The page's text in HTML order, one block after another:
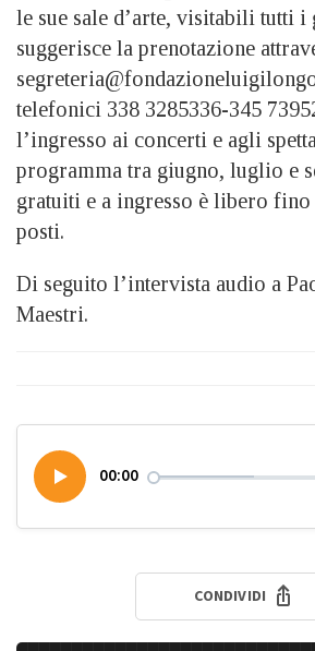
le sue sale d’arte, visitabili tutti
suggerisce la prenotazione
telefonici 338 3285336-345
l’ingresso ai concerti e agli
programma tra giugno, luglio e
gratuiti e a ingresso è libero fino
posti.
Di seguito l’intervista audio a
Maestri.
00:00
CONDIVIDI